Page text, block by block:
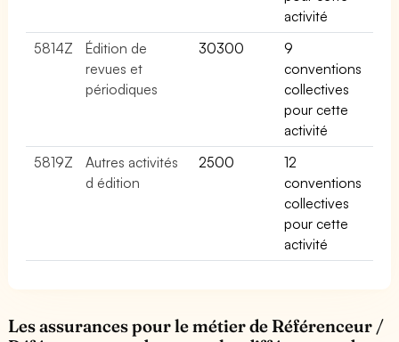
activité
5814Z
Édition de
revues et
périodiques
30300
9
conventions
collectives
pour cette
activité
5819Z
Autres activités
d édition
2500
12
conventions
collectives
pour cette
activité
Les assurances pour le métier de Référenceur /